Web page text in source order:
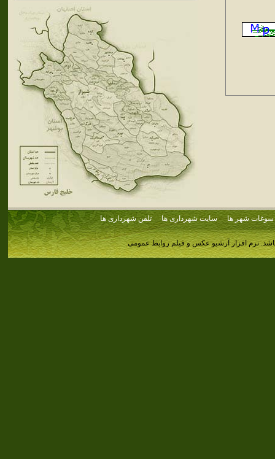
سوغات شهر ها سایت شهرداری ها تلفن شهرداری ها
نرم افزار آرشیو عکس و فیلم روابط عمومی